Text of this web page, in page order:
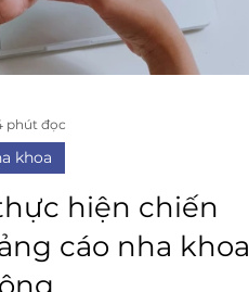
hiện chiến
cáo nha khoa
khoa
phút đọc